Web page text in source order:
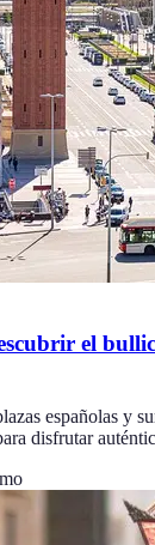
el
españolas y
disfrutar